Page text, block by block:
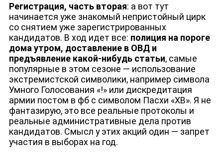
Регистрация, часть вторая: а вот тут
начинается уже знакомый непристойный цирк
со снятием уже зарегистрированных
кандидатов. В ход идет все: полиция на пороге
дома утром, доставление в ОВД и
предъявление какой-нибудь статьи, самые
популярные в этом сезоне — использование
экстремистской символики, например символа
Умного Голосования «!» или дискредитация
армии постом в фб с символом Пасхи «ХВ». Я не
фантазирую, это все реальные протоколы и
реальные административные дела против
кандидатов. Смысл у этих акций один — запрет
участия в выборах на год.